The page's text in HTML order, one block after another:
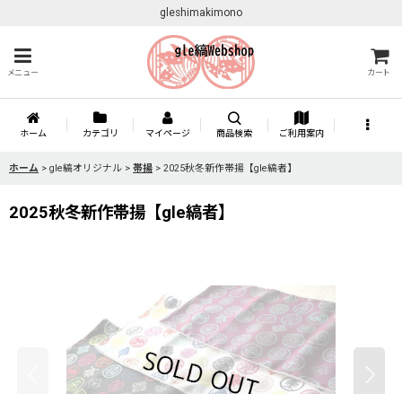
gleshimakimono
メニュー カート
ホーム カテゴリ マイページ 商品検索 ご利用案内
ホーム > gle縞オリジナル > 帯揚 > 2025秋冬新作帯揚【gle縞者】
2025秋冬新作帯揚【gle縞者】